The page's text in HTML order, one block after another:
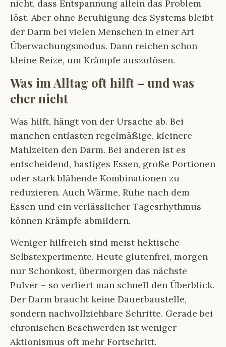
nicht, dass Entspannung allein das Problem
löst. Aber ohne Beruhigung des Systems bleibt
der Darm bei vielen Menschen in einer Art
Überwachungsmodus. Dann reichen schon
kleine Reize, um Krämpfe auszulösen.
Was im Alltag oft hilft – und was
eher nicht
Was hilft, hängt von der Ursache ab. Bei
manchen entlasten regelmäßige, kleinere
Mahlzeiten den Darm. Bei anderen ist es
entscheidend, hastiges Essen, große Portionen
oder stark blähende Kombinationen zu
reduzieren. Auch Wärme, Ruhe nach dem
Essen und ein verlässlicher Tagesrhythmus
können Krämpfe abmildern.
Weniger hilfreich sind meist hektische
Selbstexperimente. Heute glutenfrei, morgen
nur Schonkost, übermorgen das nächste
Pulver – so verliert man schnell den Überblick.
Der Darm braucht keine Dauerbaustelle,
sondern nachvollziehbare Schritte. Gerade bei
chronischen Beschwerden ist weniger
Aktionismus oft mehr Fortschritt.